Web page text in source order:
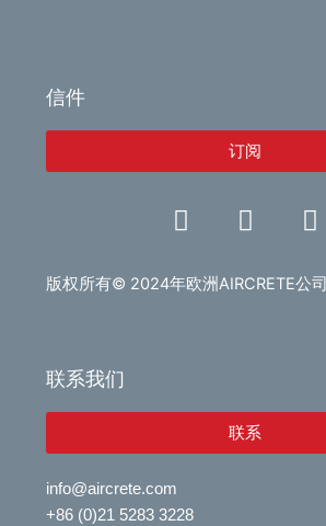
信件
订阅
L
i
k
V
i
e
E
n
e
版权所有© 2024年欧洲AIRCRETE公司
联系我们
联系
info@aircrete.com
+86 (0)21 5283 3228